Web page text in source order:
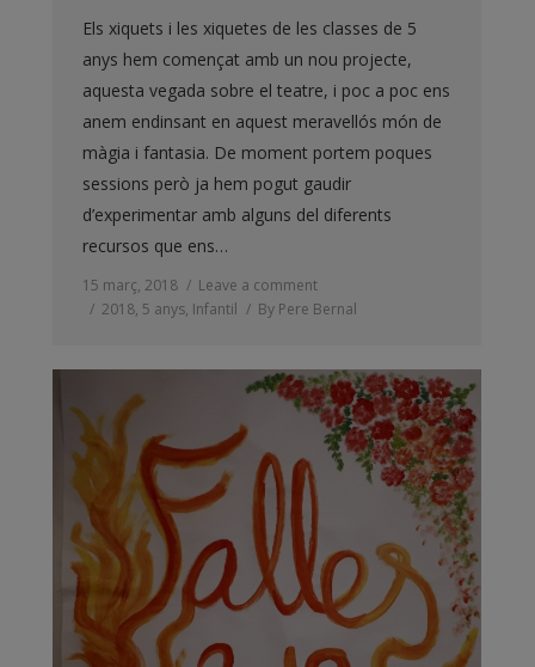
Els xiquets i les xiquetes de les classes de 5
anys hem començat amb un nou projecte,
aquesta vegada sobre el teatre, i poc a poc ens
anem endinsant en aquest meravellós món de
màgia i fantasia. De moment portem poques
sessions però ja hem pogut gaudir
d’experimentar amb alguns del diferents
recursos que ens…
15 març, 2018
Leave a comment
2018, 5 anys, Infantil By Pere Bernal